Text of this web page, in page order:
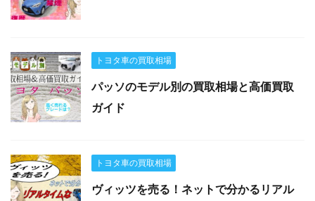
トヨタ車の買取相場
パッソのモデル別の買取相場と高価買取
ガイド
トヨタ車の買取相場
ヴィッツを売る！ネットで分かるリアル